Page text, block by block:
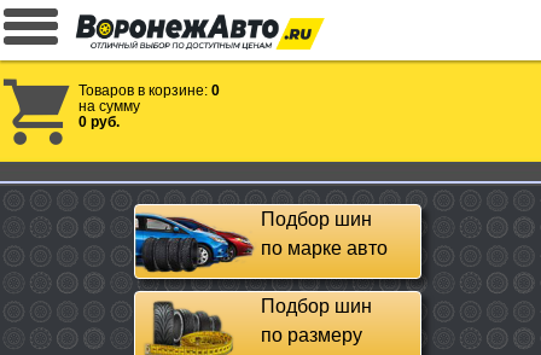
Товаров в корзине: 0
на сумму
0 руб.
Подбор шин
по марке авто
Подбор шин
по размеру